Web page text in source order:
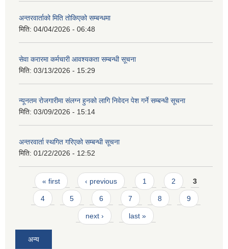
अन्तरवार्ताको मिति तोकिएको सम्बन्धमा
मिति: 04/04/2026 - 06:48
सेवा करारमा कर्मचारी आवश्यकता सम्बन्धी सूचना
मिति: 03/13/2026 - 15:29
न्यूनतम रोजगारीमा संलग्न हुनको लागि निवेदन पेश गर्ने सम्बन्धी सूचना
मिति: 03/09/2026 - 15:14
अन्तरवार्ता स्थगित गरिएको सम्बन्धी सूचना
मिति: 01/22/2026 - 12:52
Pages
« first ‹ previous 1 2 3
4 5 6 7 8 9
next › last »
अन्य